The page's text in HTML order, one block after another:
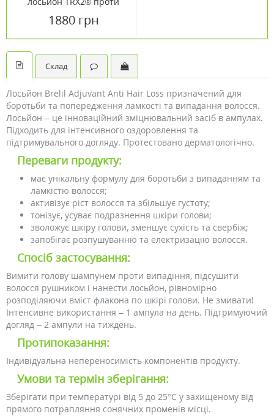
1880 грн
Склад
Лосьйон Brelil Adjuvant Anti Hair Loss призначений для
боротьби та попередження ламкості та випадання волосся.
Лосьйон – це інноваційний зміцнювальний засіб в ампулах.
Підходить для інтенсивного оздоровлення та
підтримувального догляду. Протестовано дерматологічно.
Переваги продукту:
має унікальну формулу для боротьби з випаданням та
ламкістю волосся;
активізує ріст волосся та збільшує густоту;
тонізує, усуває подразнення шкіри голови;
зволожує шкіру голови, зменшує сухість та свербіж;
запобігає розпушуванню та електризацію волосся.
Спосіб застосування:
Вимити голову шампунем проти випадіння, підсушити
волосся рушником і нанести лосьйон, рівномірно
розподіляючи вміст флакона по шкірі голови. Не змивати!
Інтенсивне використання – 1 ампула на день. Підтримуючий
догляд – 2 ампули на тиждень.
Протипоказання:
Індивідуальна непереносимість компонентів продукту.
Умови та термін зберігання:
Зберігати при температурі від 5 до 25°С у захищеному від
прямого потрапляння сонячних променів місці.